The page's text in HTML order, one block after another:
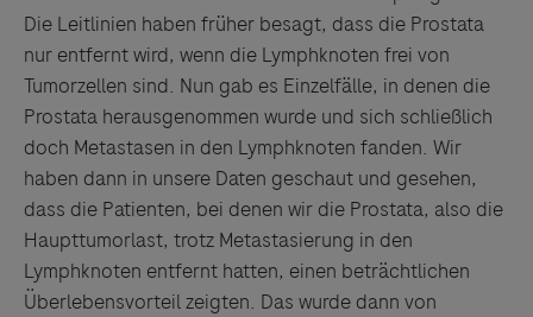
Die Leitlinien haben früher besagt, dass die Prostata
nur entfernt wird, wenn die Lymphknoten frei von
Tumorzellen sind. Nun gab es Einzelfälle, in denen die
Prostata herausgenommen wurde und sich schließlich
doch Metastasen in den Lymphknoten fanden. Wir
haben dann in unsere Daten geschaut und gesehen,
dass die Patienten, bei denen wir die Prostata, also die
Haupttumorlast, trotz Metastasierung in den
Lymphknoten entfernt hatten, einen beträchtlichen
Überlebensvorteil zeigten. Das wurde dann von